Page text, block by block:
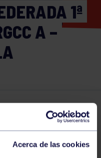
Acerca de las cookies
1ª
A –